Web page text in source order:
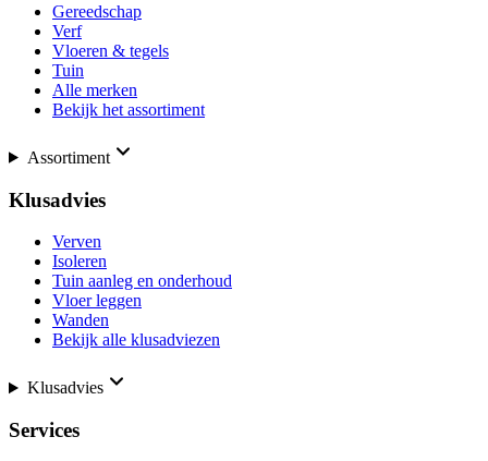
Gereedschap
Verf
Vloeren & tegels
Tuin
Alle merken
Bekijk het assortiment
Assortiment
Klusadvies
Verven
Isoleren
Tuin aanleg en onderhoud
Vloer leggen
Wanden
Bekijk alle klusadviezen
Klusadvies
Services